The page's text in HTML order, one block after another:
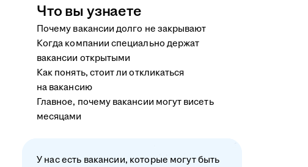
Что вы узнаете
Почему вакансии долго не закрывают
Когда компании специально держат
вакансии открытыми
Как понять, стоит ли откликаться
на вакансию
Главное, почему вакансии могут висеть
месяцами
У нас есть вакансии, которые могут быть